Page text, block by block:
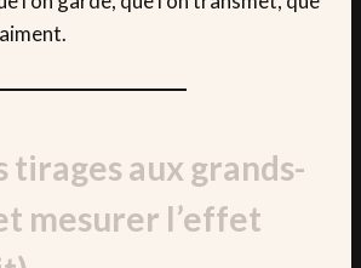
aux grands-
mesurer l’effet